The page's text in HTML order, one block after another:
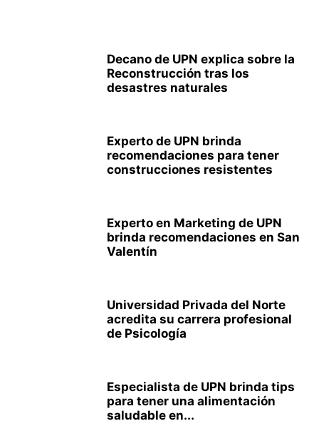
Decano de UPN explica sobre la
Reconstrucción tras los
desastres naturales
Experto de UPN brinda
recomendaciones para tener
construcciones resistentes
Experto en Marketing de UPN
brinda recomendaciones en San
Valentín
Universidad Privada del Norte
acredita su carrera profesional
de Psicología
Especialista de UPN brinda tips
para tener una alimentación
saludable en...